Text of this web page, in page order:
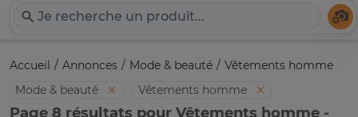
Accueil Annonces Mode & beauté
Vêtements homme
Mode & beauté
Vêtements homme
Page 8 résultats pour Vêtements homme -